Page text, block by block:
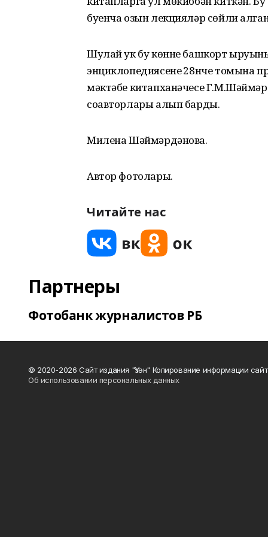
буенча озын лекцияләр сөйли
Шулай ук бу көнне башкорт
энциклопедиясенең 28нче томына
мәктәбе китапханәчесе
соавторлары алып барды.
Милена Шәймәрдәнова.
Автор фотолары.
Читайте нас
Партнеры
Фотобанк журналистов РБ
© 2020-2026 Сайт издания "Үзән" Копирование информации
Об использовании персональных данных